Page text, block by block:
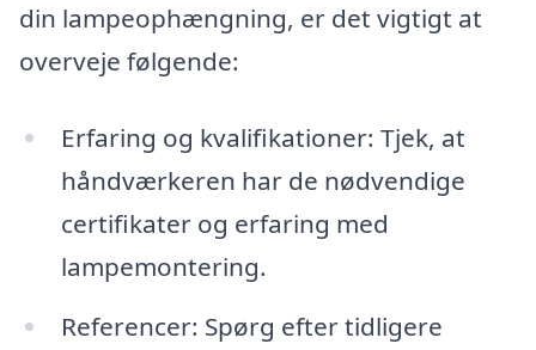
din lampeophængning, er det vigtigt at
overveje følgende:
Erfaring og kvalifikationer: Tjek, at
håndværkeren har de nødvendige
certifikater og erfaring med
lampemontering.
Referencer: Spørg efter tidligere